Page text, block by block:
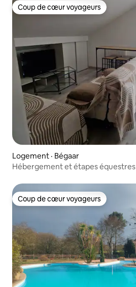
Coup de cœur voyageurs
Coup de cœur voyageurs
Logement · Bégaar
Hébergement et étapes équestres
Coup de cœur voyageurs
Coup de cœur voyageurs